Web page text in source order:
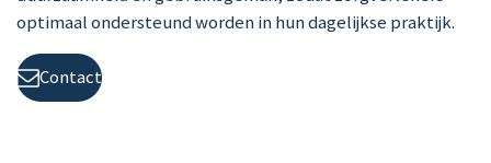
optimaal ondersteund worden in hun dagelijkse praktijk.
Contact